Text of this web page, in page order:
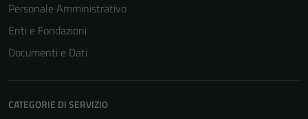
Personale Amministrativo
Enti e Fondazioni
Documenti e Dati
CATEGORIE DI SERVIZIO